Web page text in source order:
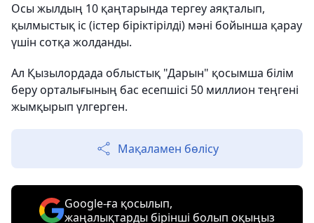
Осы жылдың 10 қаңтарында тергеу аяқталып,
қылмыстық іс (істер біріктірілді) мәні бойынша қарау
үшін сотқа жолданды.
Ал Қызылордада облыстық "Дарын" қосымша білім
беру орталығының бас есепшісі 50 миллион теңгені
жымқырып үлгерген.
Мақаламен бөлісу
Google-ға қосылып,
жаңалықтарды бірінші болып оқыңыз